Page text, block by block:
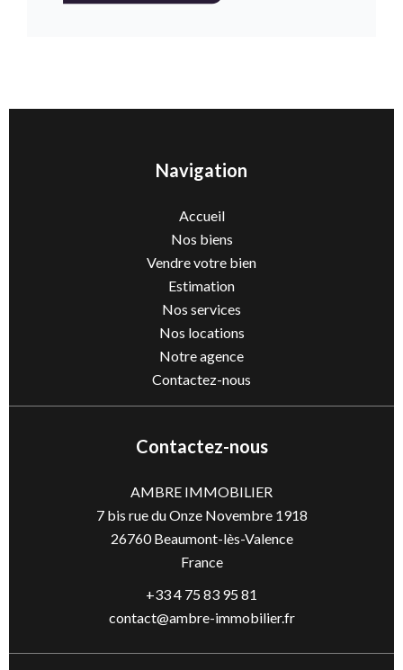
Navigation
Accueil
Nos biens
Vendre votre bien
Estimation
Nos services
Nos locations
Notre agence
Contactez-nous
Contactez-nous
AMBRE IMMOBILIER
7 bis rue du Onze Novembre 1918
26760Beaumont-lès-Valence
France
+33 4 75 83 95 81
contact@ambre-immobilier.fr